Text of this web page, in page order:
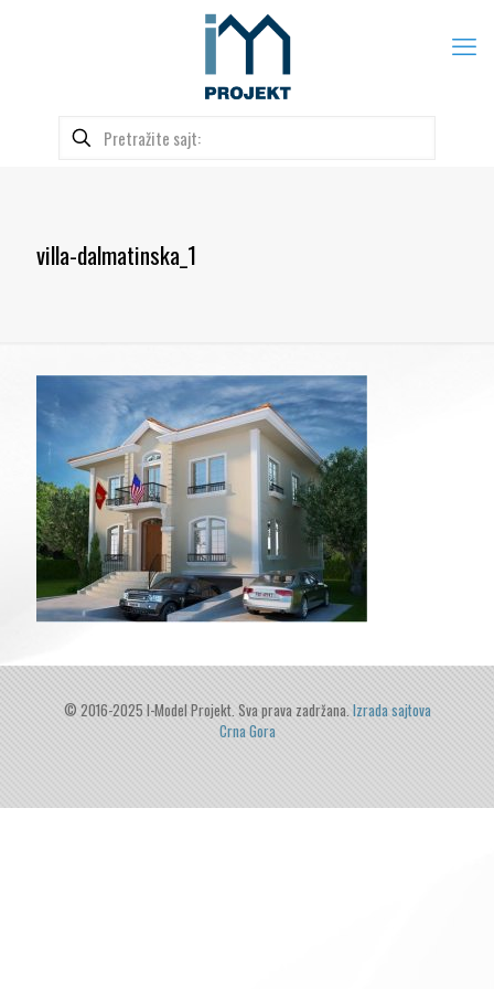
villa-dalmatinska_1
© 2016-2025 I-Model Projekt. Sva prava zadržana. Izrada sajtova
Crna Gora